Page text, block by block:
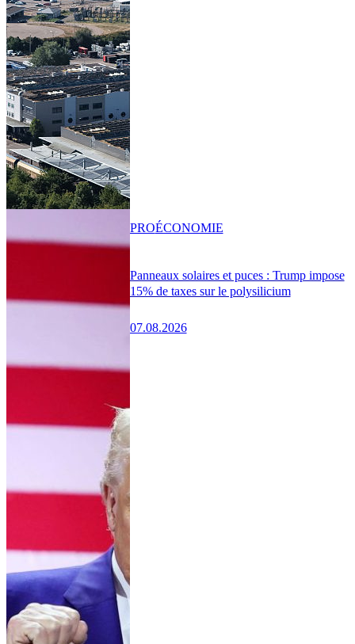
Panneaux solaires et puces : Trump impose
15% de taxes sur le polysilicium
07.08.2026
PROÉCONOMIE